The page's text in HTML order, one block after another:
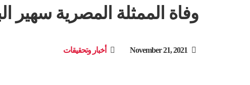
وفاة الممثلة المصرية سهير
أخبار وتحقيقات